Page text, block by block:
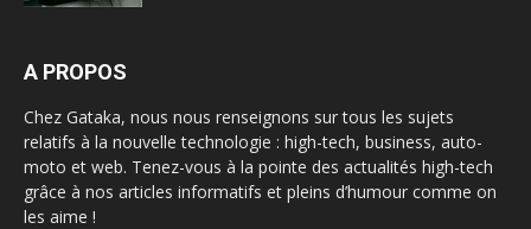
A PROPOS
Chez Gataka, nous nous renseignons sur tous les sujets
relatifs à la nouvelle technologie : high-tech, business, auto-
moto et web. Tenez-vous à la pointe des actualités high-tech
grâce à nos articles informatifs et pleins d’humour comme on
les aime !